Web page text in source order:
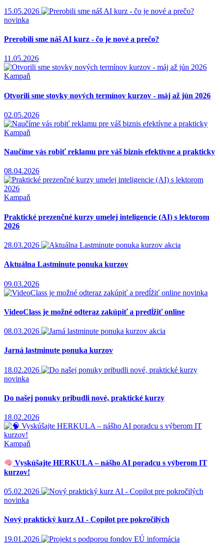
15.05.2026
novinka
Prerobili sme náš AI kurz - čo je nové a prečo?
11.05.2026
Kampaň
Otvorili sme stovky nových termínov kurzov - máj až jún 2026
02.05.2026
Kampaň
Naučíme vás robiť reklamu pre váš biznis efektívne a prakticky
08.04.2026
Kampaň
Praktické prezenčné kurzy umelej inteligencie (AI) s lektorom
2026
28.03.2026 akcia
Aktuálna Lastminute ponuka kurzov
09.03.2026
novinka
VideoClass je možné odteraz zakúpiť a predĺžiť online
08.03.2026 akcia
Jarná lastminute ponuka kurzov
18.02.2026
novinka
Do našej ponuky pribudli nové, praktické kurzy
18.02.2026
Kampaň
Vyskúšajte HERKULA – nášho AI poradcu s výberom IT
kurzov!
05.02.2026
novinka
Nový praktický kurz AI - Copilot pre pokročilých
19.01.2026 informácia